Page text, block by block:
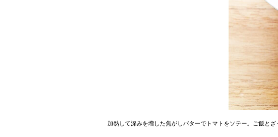
加熱して深みを増した焦がしバターでトマトをソテー。ご飯と